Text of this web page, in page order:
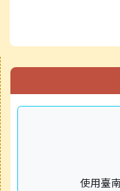
右邊區域內容
使用臺